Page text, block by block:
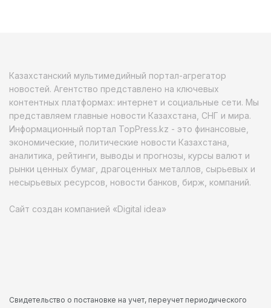
Казахстанский мультимедийный портал-агрегатор
новостей. Агентство представлено на ключевых
контентных платформах: интернет и социальные сети. Мы
представляем главные новости Казахстана, СНГ и мира.
Информационный портал TopPress.kz - это финансовые,
экономические, политические новости Казахстана,
аналитика, рейтинги, выводы и прогнозы, курсы валют и
рынки ценных бумаг, драгоценных металлов, сырьевых и
несырьевых ресурсов, новости банков, бирж, компаний.
Сайт создан компанией «Digital idea»
Свидетельство о постановке на учет, переучет периодического